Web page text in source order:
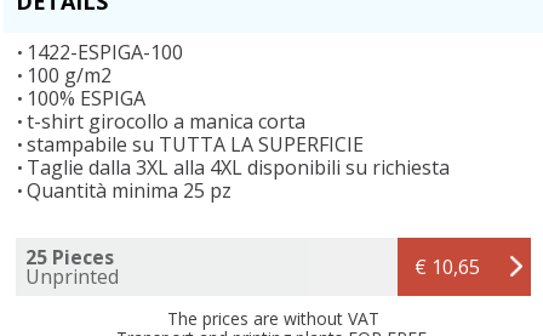
1422-ESPIGA-100
100 g/m2
100% ESPIGA
t-shirt girocollo a manica corta
stampabile su TUTTA LA SUPERFICIE
Taglie dalla 3XL alla 4XL disponibili su richiesta
Quantità minima 25 pz
25 Pieces
Unprinted € 10,65
The prices are without VAT